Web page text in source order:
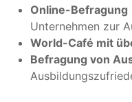
Online-Befragung
Unternehmen zur
World-Café mit
Befragung von